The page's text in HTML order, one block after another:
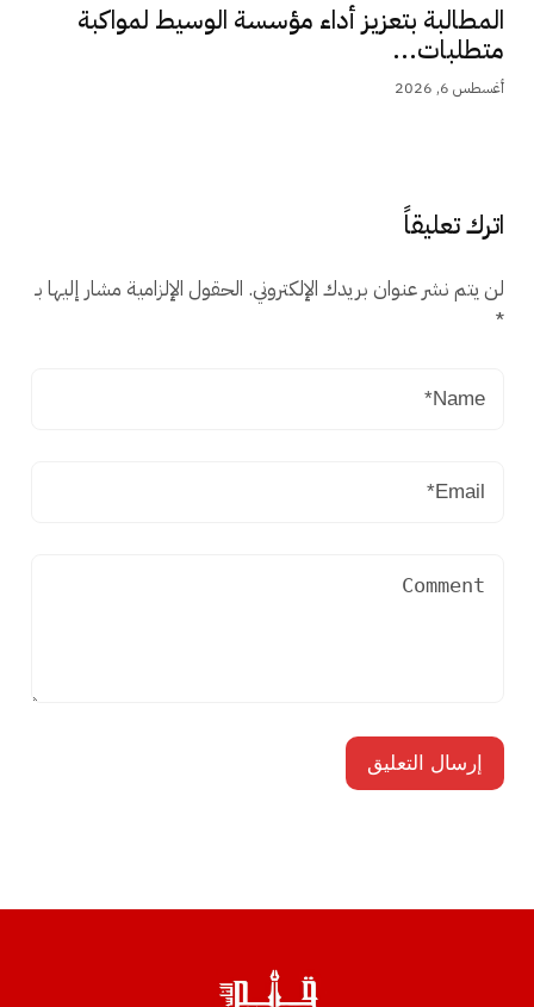
المطالبة بتعزيز أداء مؤسسة الوسيط لمواكبة
متطلبات...
أغسطس 6, 2026
اترك تعليقاً
لن يتم نشر عنوان بريدك الإلكتروني. الحقول الإلزامية مشار إليها بـ
*